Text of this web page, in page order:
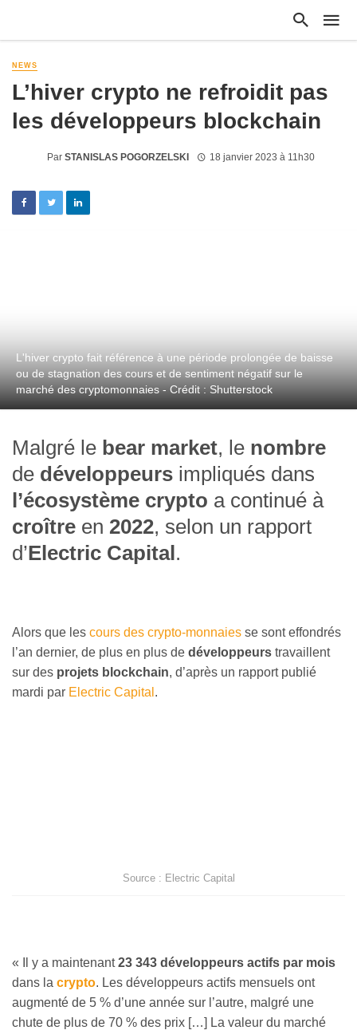
NEWS
L’hiver crypto ne refroidit pas
les développeurs blockchain
Par STANISLAS POGORZELSKI 18 janvier 2023 à 11h30
L'hiver crypto fait référence à une période prolongée de baisse
ou de stagnation des cours et de sentiment négatif sur le
marché des cryptomonnaies - Crédit : Shutterstock
Malgré le bear market, le nombre
de développeurs impliqués dans
l’écosystème crypto a continué à
croître en 2022, selon un rapport
d’Electric Capital .
Alors que les cours des crypto-monnaies se sont effondrés
l’an dernier, de plus en plus de développeurs travaillent
sur des projets blockchain, d’après un rapport publié
mardi par Electric Capital .
Source : Electric Capital
« Il y a maintenant23 343 développeurs actifs par mois
dans la crypto. Les développeurs actifs mensuels ont
augmenté de 5 % d’une année sur l’autre, malgré une
chute de plus de 70 % des prix […] La valeur du marché